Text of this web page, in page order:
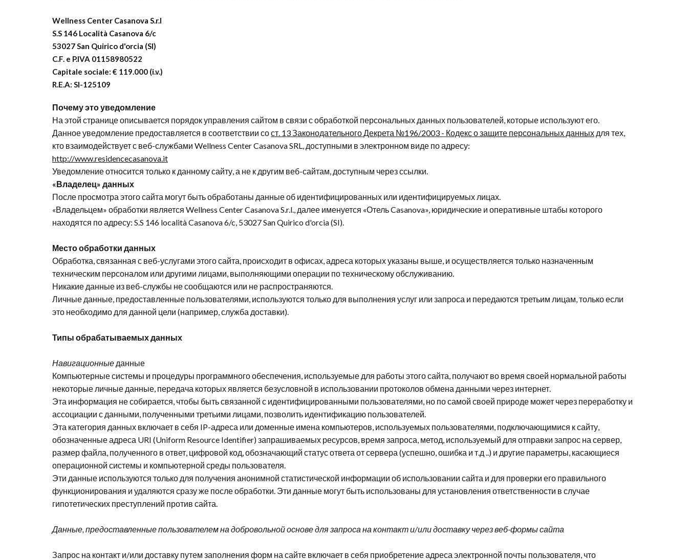
Wellness Center Casanova S.r.l
S.S 146 Località Casanova 6/c
53027 San Quirico d'orcia (SI)
C.F. e P.IVA 01158980522
Capitale sociale: € 119.000 (i.v.)
R.E.A: SI-125109
Почему это уведомление
На этой странице описывается порядок управления сайтом в связи с обработкой персональных данных пользователей, которые используют его.
Данное уведомление предоставляется в соответствии сост. 13 Законодательного Декрета №196/2003 - Кодекс о защите персональных данных для тех,
кто взаимодействует с веб-службами Wellness Center Casanova SRL, доступными в электронном виде по адресу:
http://www.residencecasanova.it
Уведомление относится только к данному сайту, а не к другим веб-сайтам, доступным через ссылки.
«Владелец» данных
После просмотра этого сайта могут быть обработаны данные об идентифицированных или идентифицируемых лицах.
«Владельцем» обработки является Wellness CenterCasanovaS.r.l., далее именуется «Отель Casanova», юридические и оперативные штабы которого
находятся по адресу: S.S 146 localitàCasanova6/c, 53027SanQuirico d'orcia(SI).
Местообработки данных
Обработка, связанная с веб-услугами этого сайта, происходит в офисах, адреса которых указаны выше, и осуществляется только назначенным
техническим персоналом или другими лицами, выполняющими операции по техническому обслуживанию.
Никакие данные из веб-службы не сообщаются или не распространяются.
Личные данные, предоставленные пользователями, используются только для выполнения услуг или запроса и передаются третьим лицам, только если
это необходимо для данной цели (например, служба доставки).
Типы обрабатываемыхданных
Навигационные данные
Компьютерные системы и процедуры программного обеспечения, используемые для работы этого сайта, получают во время своей нормальной работы
некоторые личные данные, передача которых является безусловной в использовании протоколов обмена данными через интернет.
Эта информация не собирается, чтобы быть связанной с идентифицированными пользователями, но по самой своей природе может через переработку и
ассоциации с данными, полученными третьими лицами, позволить идентификацию пользователей.
Эта категория данных включает в себя IP-адреса или доменные имена компьютеров, используемых пользователями, подключающимися к сайту,
обозначенные адреса URI (Uniform Resource Identifier) ​​запрашиваемых ресурсов, время запроса, метод, используемый для отправки запрос на сервер,
размер файла, полученного в ответ, цифровой код, обозначающий статус ответа от сервера (успешно, ошибка и т.д ..) и другие параметры, касающиеся
операционной системы и компьютерной среды пользователя.
Эти данные используются только для получения анонимной статистической информации об использовании сайта и для проверки его правильного
функционирования и удаляются сразу же после обработки. Эти данные могут быть использованы для установления ответственности в случае
гипотетических преступлений против сайта.
Данные, предоставленные пользователем на добровольной основе для запроса на контакт и/или доставку через веб-формы сайта
Запрос на контакт и/или доставку путем заполнения форм на сайте включает в себя приобретение адреса электронной почты пользователя, что